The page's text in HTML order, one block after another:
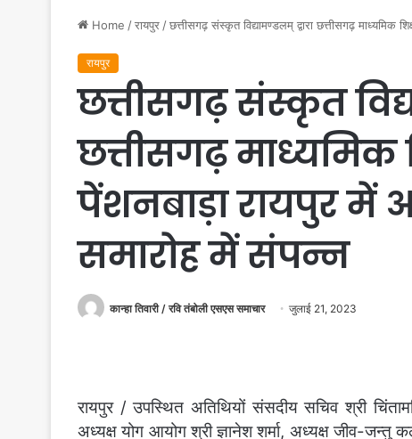
Home /रायपुर /छत्तीसगढ़ संस्कृत विद्यामण्डलम् द्वारा छत्तीसगढ़
रायपुर
छत्तीसगढ़ संस्कृत
छत्तीसगढ़ माध्यमिक
पेंशनबाड़ा रायपुर
समारोह में संपन्न
कान्हा तिवारी / रवि तंबोली एसएस समाचार जुलाई 21, 2023
रायपुर / उपस्थित अतिथियों संसदीय सचिव श्री
अध्यक्ष योग आयोग श्री ज्ञानेश शर्मा, अध्यक्ष जीव-जन्तु